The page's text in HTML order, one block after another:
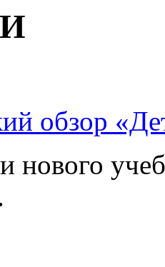
обзор
нового